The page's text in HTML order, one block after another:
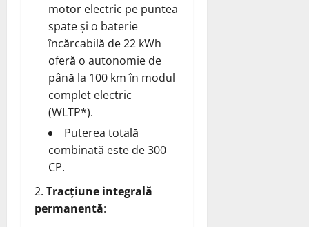
motor electric pe puntea
spate și o baterie
încărcabilă de 22 kWh
oferă o autonomie de
până la 100 km în modul
complet electric
(WLTP*).
Puterea totală
combinată este de 300
CP.
Tracțiune integrală
permanentă: